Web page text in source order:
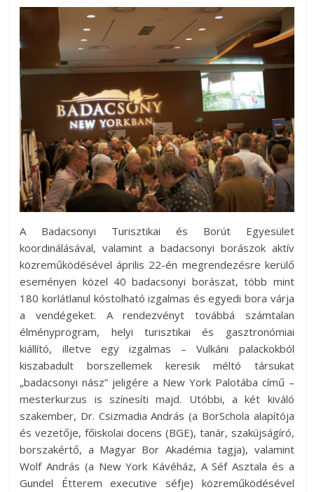
kisasszonyoknak.
A Badacsonyi Turisztikai és Borút Egyesület
koordinálásával, valamint a badacsonyi borászok aktív
közreműködésével április 22-én megrendezésre kerülő
eseményen közel 40 badacsonyi borászat, több mint
180 korlátlanul kóstolható izgalmas és egyedi bora várja
a vendégeket. A rendezvényt továbbá számtalan
élményprogram, helyi turisztikai és gasztronómiai
kiállító, illetve egy izgalmas – Vulkáni palackokból
kiszabadult borszellemek keresik méltó társukat
„badacsonyi nász” jeligére a New York Palotába című –
mesterkurzus is színesíti majd. Utóbbi, a két kiváló
szakember, Dr. Csizmadia András (a BorSchola alapítója
és vezetője, főiskolai docens (BGE), tanár, szakújságíró,
borszakértő, a Magyar Bor Akadémia tagja), valamint
Wolf András (a New York Kávéház, A Séf Asztala és a
Gundel Étterem executive séfje) közreműködésével